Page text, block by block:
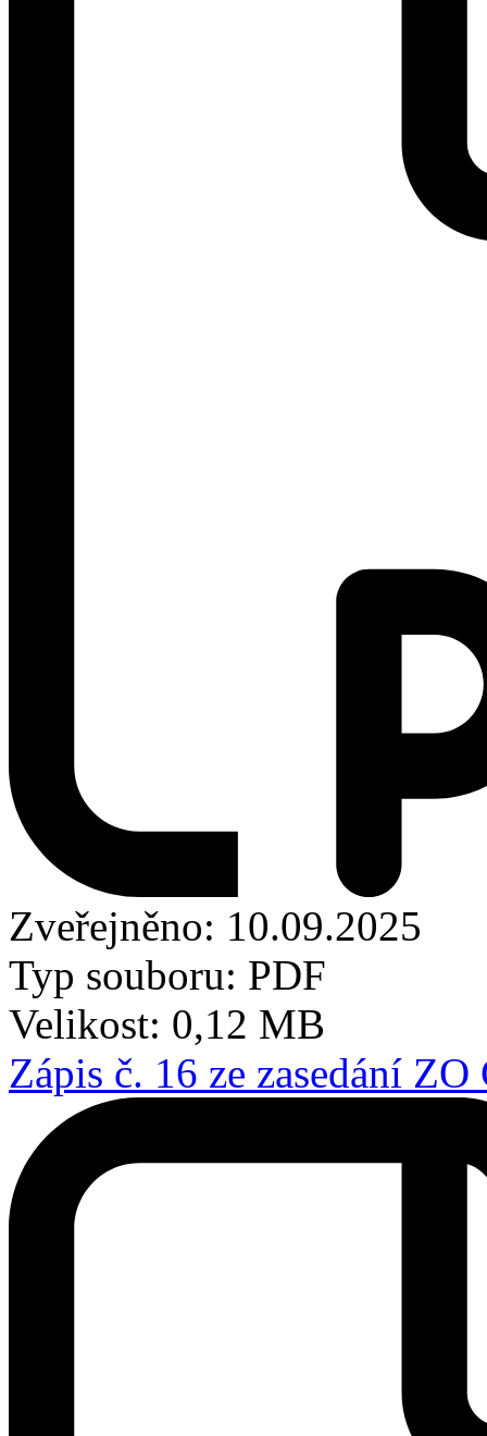
Zveřejněno: 10.09.2025
Typ souboru: PDF
Velikost: 0,12 MB
Zápis č. 16 ze zasedání